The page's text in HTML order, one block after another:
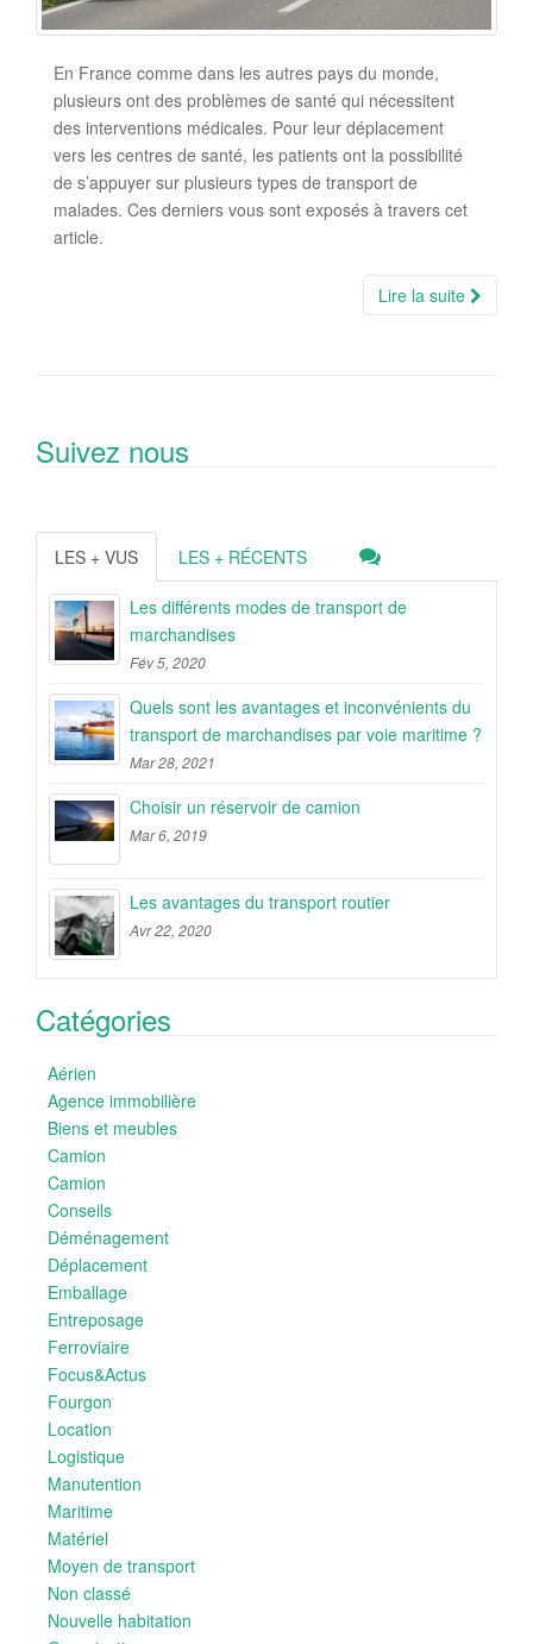
En France comme dans les autres pays du monde,
plusieurs ont des problèmes de santé qui nécessitent
des interventions médicales. Pour leur déplacement
vers les centres de santé, les patients ont la possibilité
de s’appuyer sur plusieurs types de transport de
malades. Ces derniers vous sont exposés à travers cet
article.
Lire la suite
Suivez nous
LES + VUS LES + RÉCENTS
Les différents modes de transport de
marchandises
Fév 5, 2020
Quels sont les avantages et inconvénients du
transport de marchandises par voie maritime ?
Mar 28, 2021
Choisir un réservoir de camion
Mar 6, 2019
Les avantages du transport routier
Avr 22, 2020
Catégories
Aérien
Agence immobilière
Biens et meubles
Camion
Camion
Conseils
Déménagement
Déplacement
Emballage
Entreposage
Ferroviaire
Focus&Actus
Fourgon
Location
Logistique
Manutention
Maritime
Matériel
Moyen de transport
Non classé
Nouvelle habitation